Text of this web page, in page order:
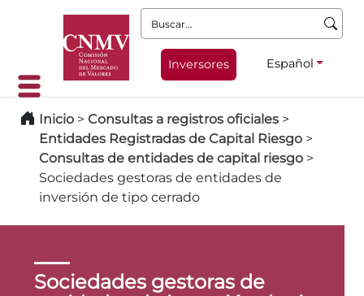
Buscar:
Inversores Español
Inicio > Consultas a registros oficiales >
Entidades Registradas de Capital Riesgo >
Consultas de entidades de capital riesgo >
Sociedades gestoras de entidades de
inversión de tipo cerrado
Sociedades gestoras de